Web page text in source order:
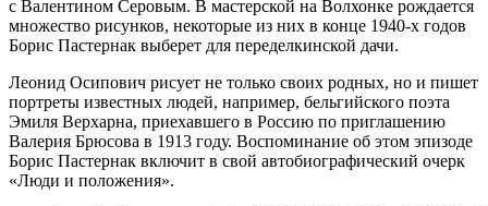
с Валентином Серовым. В мастерской на Волхонке рождается
множество рисунков, некоторые из них в конце 1940-х годов
Борис Пастернак выберет для переделкинской дачи.
Леонид Осипович рисует не только своих родных, но и пишет
портреты известных людей, например, бельгийского поэта
Эмиля Верхарна, приехавшего в Россию по приглашению
Валерия Брюсова в 1913 году. Воспоминание об этом эпизоде
Борис Пастернак включит в свой автобиографический очерк
«Люди и положения».